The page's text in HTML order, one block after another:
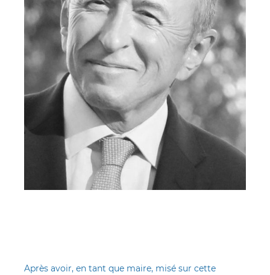
Après avoir, en tant que maire, misé sur cette